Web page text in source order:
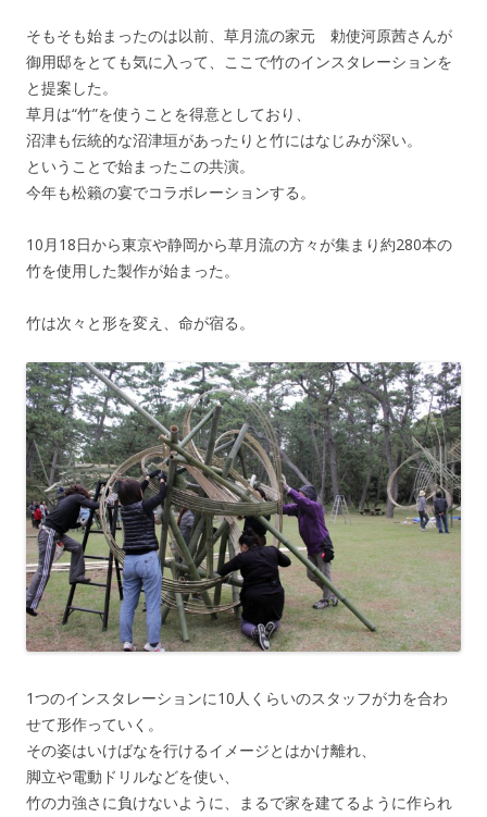
そもそも始まったのは以前、草月流の家元 勅使河原茜さんが
御用邸をとても気に入って、ここで竹のインスタレーションを
と提案した。
草月は“竹”を使うことを得意としており、
沼津も伝統的な沼津垣があったりと竹にはなじみが深い。
ということで始まったこの共演。
今年も松籟の宴でコラボレーションする。
10月18日から東京や静岡から草月流の方々が集まり約280本の
竹を使用した製作が始まった。
竹は次々と形を変え、命が宿る。
1つのインスタレーションに10人くらいのスタッフが力を合わ
せて形作っていく。
その姿はいけばなを行けるイメージとはかけ離れ、
脚立や電動ドリルなどを使い、
竹の力強さに負けないように、まるで家を建てるように作られ